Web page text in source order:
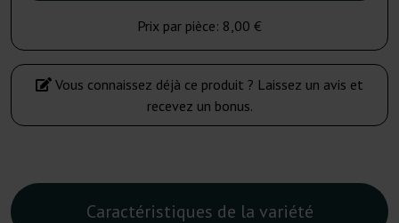
Prix par pièce: 8,00 €
Vous connaissez déjà ce produit ? Laissez un avis et
recevez un bonus.
Caractéristiques de la variété